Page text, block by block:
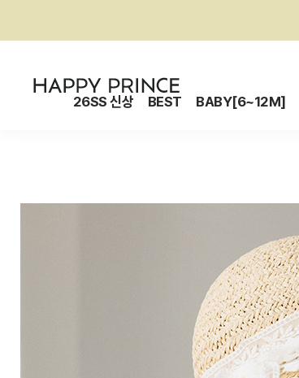
26SS 신상 BEST BABY[6~12M]